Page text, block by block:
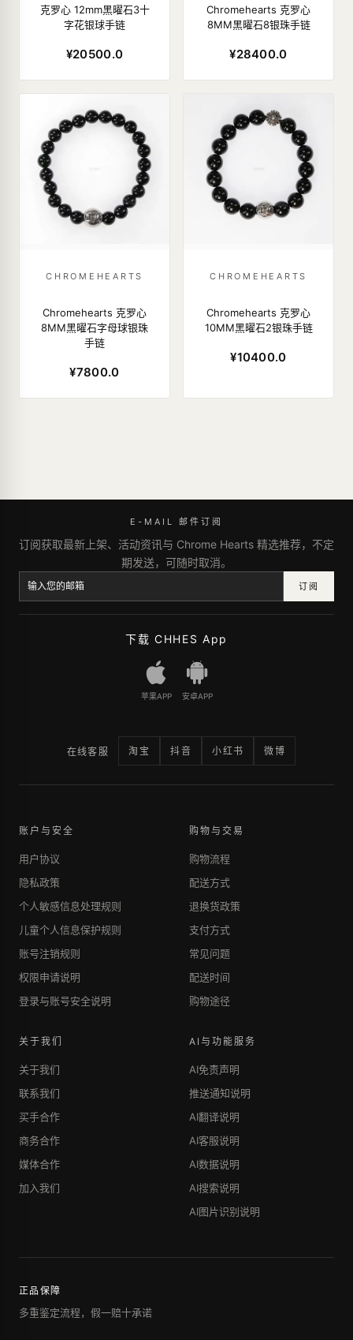
克罗心 12mm黑曜石3十
字花银球手链
¥20500.0
Chromehearts 克罗心
8MM黑曜石8银珠手链
¥28400.0
CHROMEHEARTS
Chromehearts 克罗心
8MM黑曜石字母球银珠
手链
¥7800.0
CHROMEHEARTS
Chromehearts 克罗心
10MM黑曜石2银珠手链
¥10400.0
E-MAIL 邮件订阅
订阅获取最新上架、活动资讯与 Chrome Hearts 精选推荐，不定
期发送，可随时取消。
订阅
下载 CHHES App
苹果APP 安卓APP
在线客服 淘宝 抖音 小红书 微博
账户与安全
用户协议
隐私政策
个人敏感信息处理规则
儿童个人信息保护规则
账号注销规则
权限申请说明
登录与账号安全说明
购物与交易
购物流程
配送方式
退换货政策
支付方式
常见问题
配送时间
购物途径
关于我们
关于我们
联系我们
买手合作
商务合作
媒体合作
加入我们
AI与功能服务
AI免责声明
推送通知说明
AI翻译说明
AI客服说明
AI数据说明
AI搜索说明
AI图片识别说明
正品保障
多重鉴定流程，假一赔十承诺